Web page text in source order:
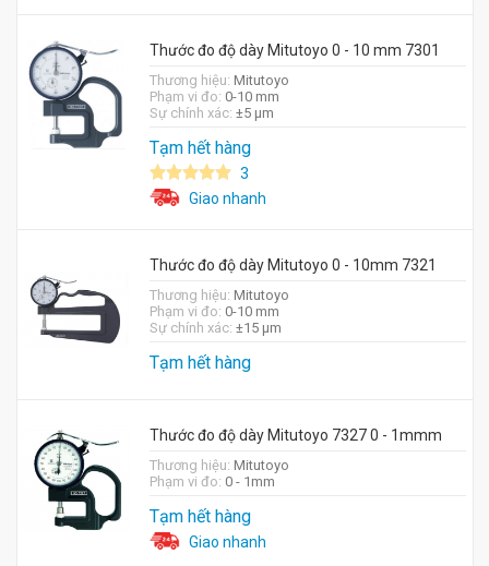
Thước đo độ dày Mitutoyo 0 - 10 mm 7301
Thương hiệu: Mitutoyo
Phạm vi đo: 0-10 mm
Sự chính xác: ±5 µm
Tạm hết hàng
3
Giao nhanh
Thước đo độ dày Mitutoyo 0 - 10mm 7321
Thương hiệu: Mitutoyo
Phạm vi đo: 0-10 mm
Sự chính xác: ±15 µm
Tạm hết hàng
Thước đo độ dày Mitutoyo 7327 0 - 1mmm
Thương hiệu: Mitutoyo
Phạm vi đo: 0 - 1mm
Tạm hết hàng
Giao nhanh